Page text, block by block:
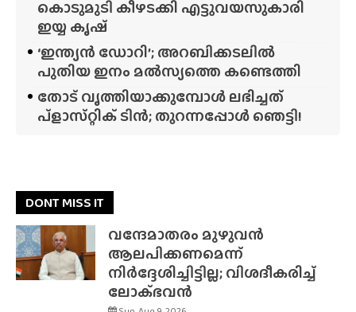
കൊടുമുടി കീഴടക്കി എട്ടുവയസുകാരി
ഇയ്യ കൃഷ്
‘ഇന്ത്യൻ ഡോറി’; അറബിക്കടലിൽ
പുതിയ ഇനം മൽസ്യത്തെ കണ്ടെത്തി
തോട് വൃത്തിയാക്കുമ്പോൾ ലഭിച്ചത്
പ്‌ളാസ്‌റ്റിക് ടിൻ; തുറന്നപ്പോൾ ഞെട്ടി!
DONT MISS IT
വന്ദേമാതരം മുഴുവൻ
ആലപിക്കണമെന്ന്
നിർദ്ദേശിച്ചിട്ടില്ല; വിശദീകരിച്ച്
ലോക്‌ഭവൻ